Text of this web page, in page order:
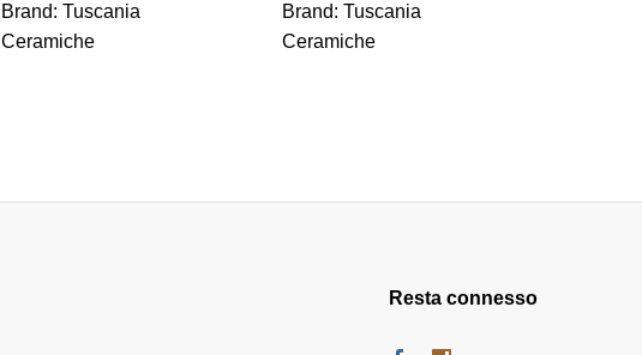
Brand: Tuscania
Ceramiche
Brand: Tuscania
Ceramiche
Resta connesso